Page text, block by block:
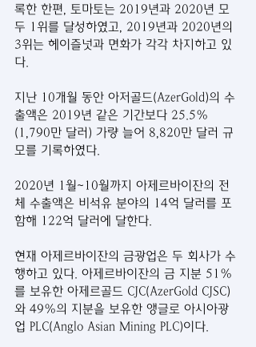
록한 한편, 토마토는 2019년과 2020년 모
두 1위를 달성하였고, 2019년과 2020년의
3위는 헤이즐넛과 면화가 각각 차지하고 있
다.
지난 10개월 동안 아저골드(AzerGold)의 수
출액은 2019년 같은 기간보다 25.5%
(1,790만 달러) 가량 늘어 8,820만 달러 규
모를 기록하였다.
2020년 1월~10월까지 아제르바이잔의 전
체 수출액은 비석유 분야의 14억 달러를 포
함해 122억 달러에 달한다.
현재 아제르바이잔의 금광업은 두 회사가 수
행하고 있다. 아제르바이잔의 금 지분 51%
를 보유한 아제르골드 CJC(AzerGold CJSC)
와 49%의 지분을 보유한 앵글로 아시아광
업 PLC(Anglo Asian Mining PLC)이다.